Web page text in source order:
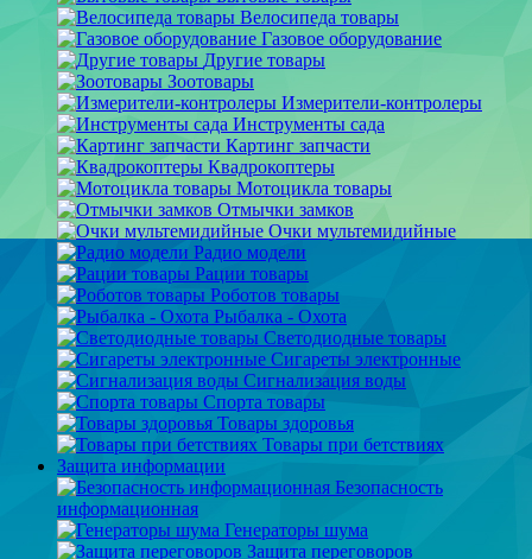
Велосипеда товары
Газовое оборудование
Другие товары
Зоотовары
Измерители-контролеры
Инструменты сада
Картинг запчасти
Квадрокоптеры
Мотоцикла товары
Отмычки замков
Очки мультемидийные
Радио модели
Рации товары
Роботов товары
Рыбалка - Охота
Светодиодные товары
Сигареты электронные
Сигнализация воды
Спорта товары
Товары здоровья
Товары при бетствиях
Защита информации
Безопасность
информационная
Генераторы шума
Защита переговоров